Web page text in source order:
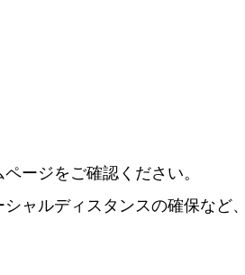
ージをご確認ください。
ャルディスタンスの確保など